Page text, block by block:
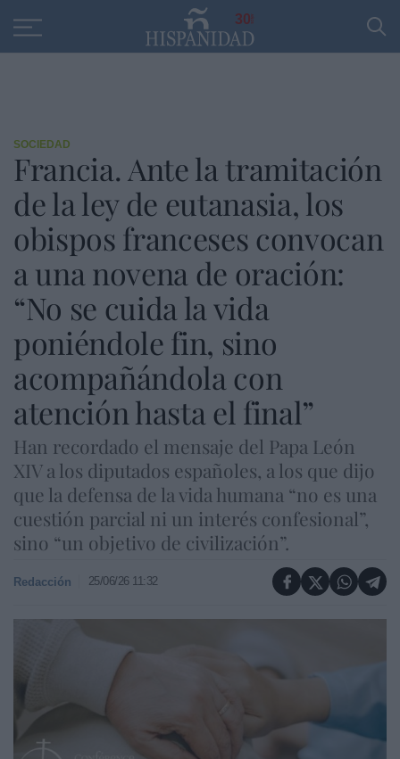
30
SOCIEDAD
Francia. Ante la tramitación
de la ley de eutanasia, los
obispos franceses convocan
a una novena de oración:
“No se cuida la vida
poniéndole fin, sino
acompañándola con
atención hasta el final”
Han recordado el mensaje del Papa León
XIV a los diputados españoles, a los que dijo
que la defensa de la vida humana “no es una
cuestión parcial ni un interés confesional”,
sino “un objetivo de civilización”.
Redacción 25/06/26 11:32